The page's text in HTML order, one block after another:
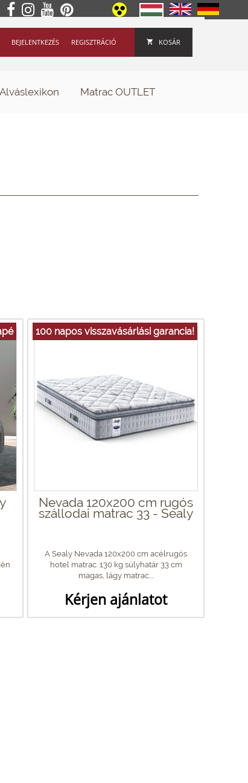
KOSÁR
REGISZTRÁCIÓ
BEJELENTKEZÉS
Alváslexikon Matrac OUTLET
100 napos visszavásárlási garancia!
Nevada 120x200 cm rugós
szállodai matrac 33 - Sealy
A Sealy Nevada 120x200 cm acélrugós
hotel matrac. 130 kg súlyhatár 33 cm
magas, lágy matrac....
Kérjen ajánlatot